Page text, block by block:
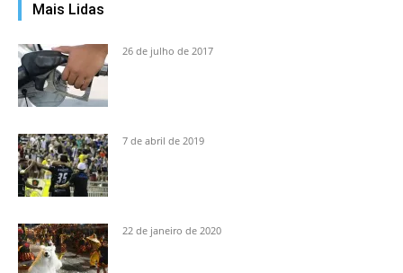
Mais Lidas
26 de julho de 2017
7 de abril de 2019
22 de janeiro de 2020